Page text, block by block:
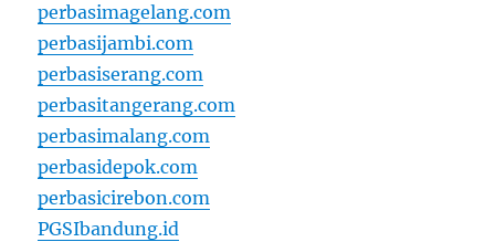
perbasimagelang.com
perbasijambi.com
perbasiserang.com
perbasitangerang.com
perbasimalang.com
perbasidepok.com
perbasicirebon.com
PGSIbandung.id